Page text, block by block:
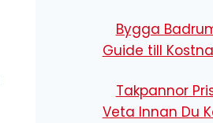
Bygga
Guide till
Takpannor
Veta Innan Du